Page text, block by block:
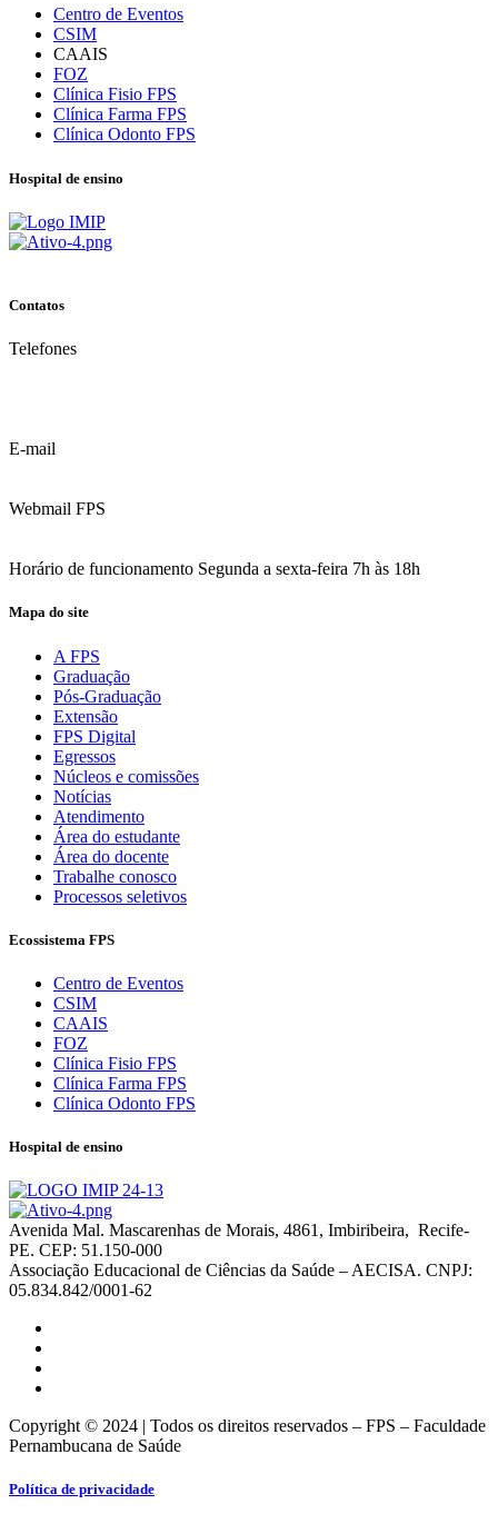
Centro de Eventos
CSIM
CAAIS
FOZ
Clínica Fisio FPS
Clínica Farma FPS
Clínica Odonto FPS
Hospital de ensino
Contatos
Telefones
E-mail
Webmail FPS
Horário de funcionamento Segunda a sexta-feira 7h às 18h
Mapa do site
A FPS
Graduação
Pós-Graduação
Extensão
FPS Digital
Egressos
Núcleos e comissões
Notícias
Atendimento
Área do estudante
Área do docente
Trabalhe conosco
Processos seletivos
Ecossistema FPS
Centro de Eventos
CSIM
CAAIS
FOZ
Clínica Fisio FPS
Clínica Farma FPS
Clínica Odonto FPS
Hospital de ensino
Avenida Mal. Mascarenhas de Morais, 4861, Imbiribeira, Recife-
PE. CEP: 51.150-000
Associação Educacional de Ciências da Saúde – AECISA. CNPJ:
05.834.842/0001-62
Copyright © 2024 | Todos os direitos reservados – FPS – Faculdade
Pernambucana de Saúde
Política de privacidade